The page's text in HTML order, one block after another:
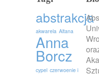
abstrakcja
akwarela Altana
Anna
Borcz
cypel czerwoenie i